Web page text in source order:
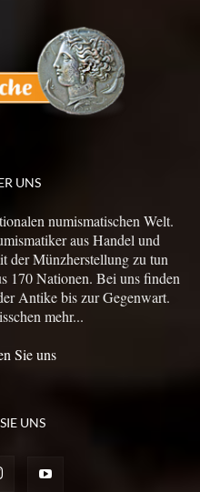
UNS
numismatischen Welt.
aus Handel und
der Münzherstellung zu tun
170 Nationen. Bei uns finden
Antike bis zur Gegenwart.
mehr...
Sie uns
UNS